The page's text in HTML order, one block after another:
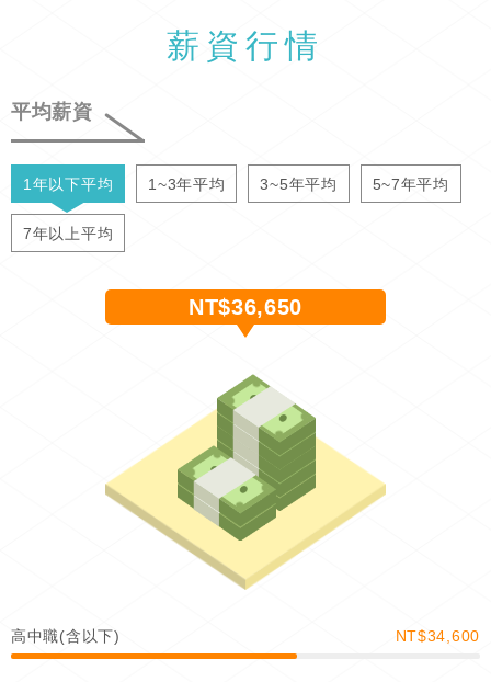
薪資行情
平均薪資
1年以下平均 1~3年平均 3~5年平均 5~7年平均
7年以上平均
NT$36,650
高中職(含以下) NT$34,600